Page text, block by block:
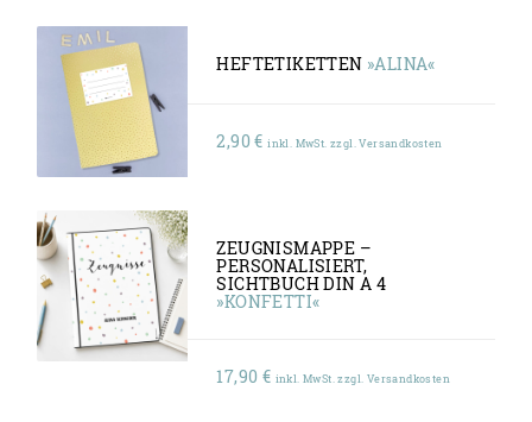
HEFTETIKETTEN »ALINA«
2,90€ inkl. MwSt. zzgl. Versandkosten
ZEUGNISMAPPE –
PERSONALISIERT,
SICHTBUCH DIN A 4
»KONFETTI«
17,90 € inkl. MwSt. zzgl. Versandkosten